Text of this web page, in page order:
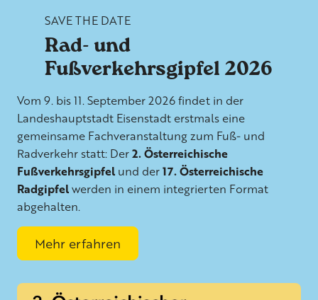
SAVE THE DATE
Rad- und
Fußverkehrsgipfel 2026
Vom 9. bis 11. September 2026 findet in der
Landeshauptstadt Eisenstadt erstmals eine
gemeinsame Fachveranstaltung zum Fuß- und
Radverkehr statt: Der2. Österreichische
Fußverkehrsgipfel und der17. Österreichische
Radgipfelwerden in einem integrierten Format
abgehalten.
Mehr erfahren